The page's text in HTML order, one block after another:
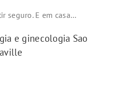
seguro. E em casa…